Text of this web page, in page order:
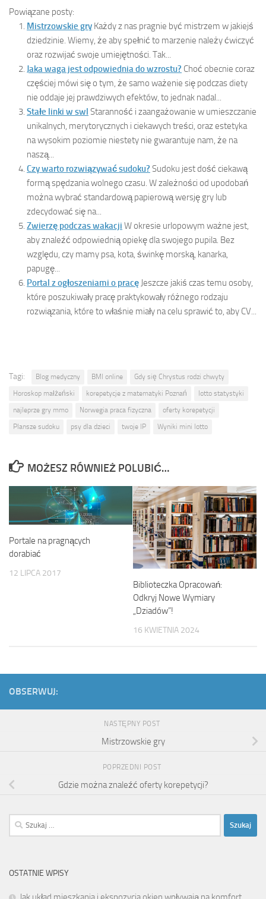
Powiązane posty:
Mistrzowskie gry Każdy z nas pragnie być mistrzem w jakiejś
dziedzinie. Wiemy, że aby spełnić to marzenie należy ćwiczyć
oraz rozwijać swoje umiejętności. Tak...
Jaka waga jest odpowiednia do wzrostu? Choć obecnie coraz
częściej mówi się o tym, że samo ważenie się podczas diety
nie oddaje jej prawdziwych efektów, to jednak nadal...
Stałe linki w swl Staranność i zaangażowanie w umieszczanie
unikalnych, merytorycznych i ciekawych treści, oraz estetyka
na wysokim poziomie niestety nie gwarantuje nam, że na
naszą...
Czy warto rozwiązywać sudoku? Sudoku jest dość ciekawą
formą spędzania wolnego czasu. W zależności od upodobań
można wybrać standardową papierową wersję gry lub
zdecydować się na...
Zwierzę podczas wakacji W okresie urlopowym ważne jest,
aby znaleźć odpowiednią opiekę dla swojego pupila. Bez
względu, czy mamy psa, kota, świnkę morską, kanarka,
papugę...
Portal z ogłoszeniami o pracę Jeszcze jakiś czas temu osoby,
które poszukiwały pracę praktykowały różnego rodzaju
rozwiązania, które to właśnie miały na celu sprawić to, aby CV...
Tagi: Blog medyczny BMI online
Gdy się Chrystus rodzi chwyty
Horoskop małżeński
korepetycje z matematyki Poznań
lotto statystyki
najleprze gry mmo
Norwegia praca fizyczna
oferty korepetycji
Plansze sudoku
psy dla dzieci twoje IP Wyniki mini lotto
MOŻESZ RÓWNIEŻ POLUBIĆ…
Portale na pragnących
dorabiać
12 LIPCA 2017
Biblioteczka Opracowań:
Odkryj Nowe Wymiary
„Dziadów”!
16 KWIETNIA 2024
OBSERWUJ:
NASTĘPNY POST
Mistrzowskie gry
POPRZEDNI POST
Gdzie można znaleźć oferty korepetycji?
Szukaj:
OSTATNIE WPISY